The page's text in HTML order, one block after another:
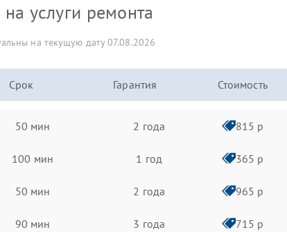
услуги ремонта
на текущую дату 07.08.2026
Срок Гарантия Стоимость
50 мин 2 года 815 р
100 мин 1 год 365 р
50 мин 2 года 965 р
90 мин 3 года 715 р